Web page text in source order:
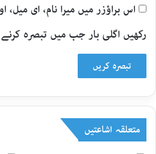
اس براؤزر میں میرا نام، ای
رکھیں اگلی بار جب میں تبصرہ
متعلقہ اشاعتیں